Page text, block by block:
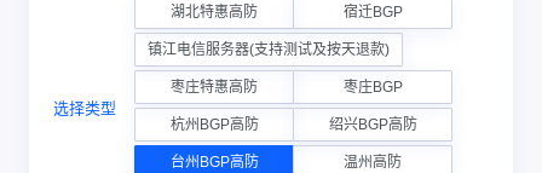
选择类型
湖北特惠高防 宿迁BGP
镇江电信服务器(支持测试及按天退款)
枣庄特惠高防 枣庄BGP
杭州BGP高防 绍兴BGP高防
台州BGP高防 温州高防